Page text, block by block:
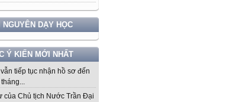
NGUYÊN DẠY HỌC
Ý KIẾN MỚI NHẤT
tiếp tục nhận hồ sơ đến
tháng...
của Chủ tịch Nước Trần Đại